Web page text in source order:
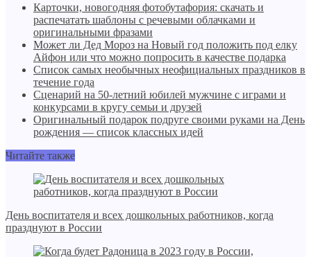
Карточки, новогодняя фотобутафория: скачать и
распечатать шаблоны с речевыми облачками и
оригинальными фразами
Может ли Дед Мороз на Новый год положить под елку
Айфон или что можно попросить в качестве подарка
Список самых необычных неофициальных праздников в
течение года
Сценарий на 50-летний юбилей мужчине с играми и
конкурсами в кругу семьи и друзей
Оригинальный подарок подруге своими руками на День
рождения — список классных идей
Читайте также
День воспитателя и всех дошкольных работников, когда
празднуют в России